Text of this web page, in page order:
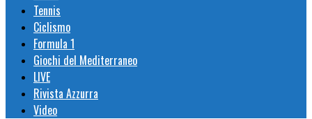
Tennis
Ciclismo
Formula 1
Giochi del Mediterraneo
LIVE
Rivista Azzurra
Video